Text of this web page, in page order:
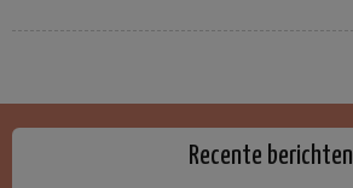
Recente berichten